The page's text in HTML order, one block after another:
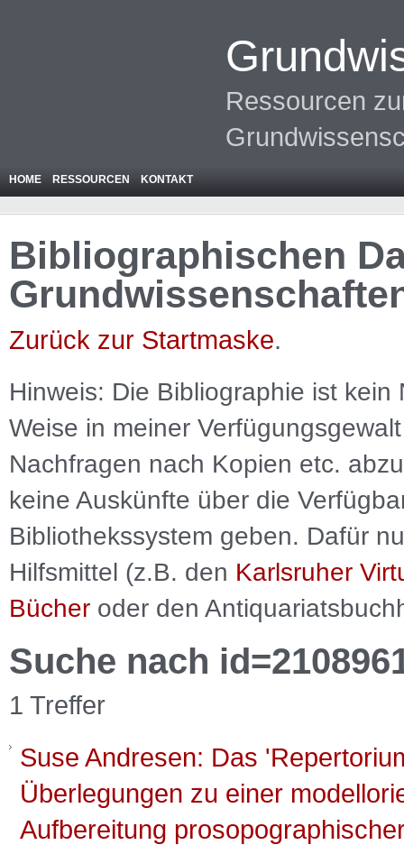
Ressourcen
HOME RESSOURCEN KONTAKT
Bibliographischen
Zurück zur Startmaske.
Hinweis: Die Bibliographie ist kein
Weise in meiner
Nachfragen nach Kopien etc.
keine Auskünfte über die
Bibliothekssystem geben. Dafür
Hilfsmittel (z.B. den Karlsruher
Bücher oder den
Suche nach
1 Treffer
Suse Andresen: Das
Überlegungen zu einer
Aufbereitung